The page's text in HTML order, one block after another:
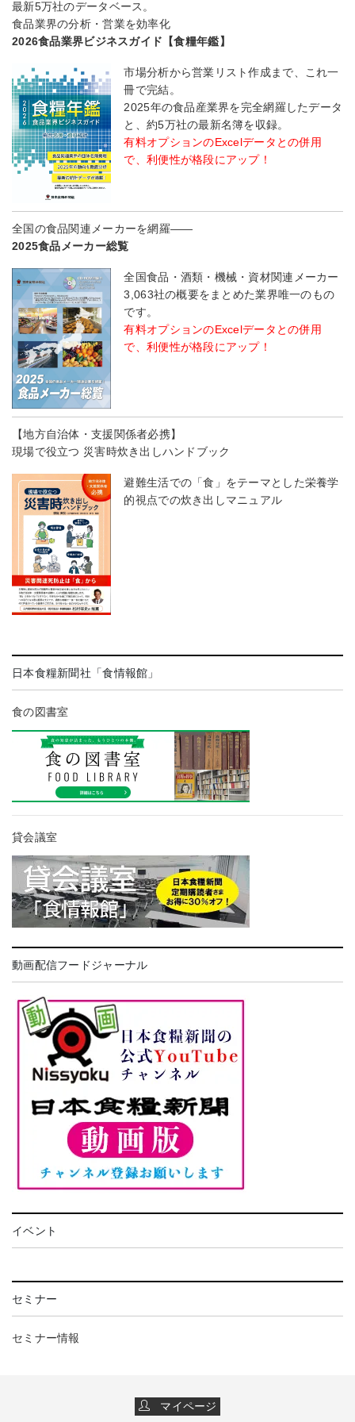
最新5万社のデータベース。
食品業界の分析・営業を効率化
2026食品業界ビジネスガイド【食糧年鑑】
市場分析から営業リスト作成まで、これ一
冊で完結。
2025年の食品産業界を完全網羅したデータ
と、約5万社の最新名簿を収録。
有料オプションのExcelデータとの併用
で、利便性が格段にアップ！
全国の食品関連メーカーを網羅――
2025食品メーカー総覧
全国食品・酒類・機械・資材関連メーカー
3,063社の概要をまとめた業界唯一のもの
です。
有料オプションのExcelデータとの併用
で、利便性が格段にアップ！
【地方自治体・支援関係者必携】
現場で役立つ 災害時炊き出しハンドブック
避難生活での「食」をテーマとした栄養学
的視点での炊き出しマニュアル
日本食糧新聞社「食情報館」
食の図書室
貸会議室
動画配信フードジャーナル
イベント
セミナー
セミナー情報
マイページ